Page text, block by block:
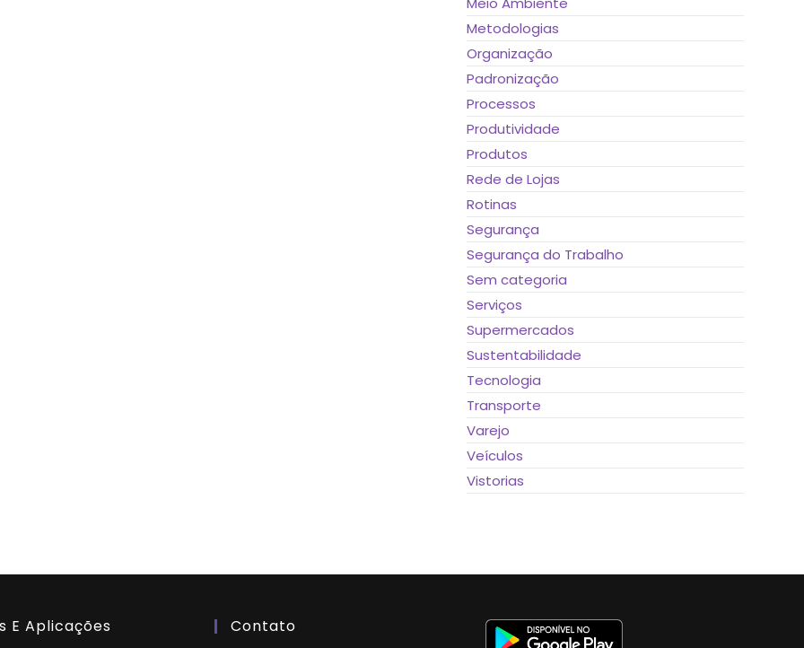
Metodologias
Organização
Padronização
Processos
Produtividade
Produtos
Rede de Lojas
Rotinas
Segurança
Segurança do Trabalho
Sem categoria
Serviços
Supermercados
Sustentabilidade
Tecnologia
Transporte
Varejo
Veículos
Vistorias
E Aplicações Contato